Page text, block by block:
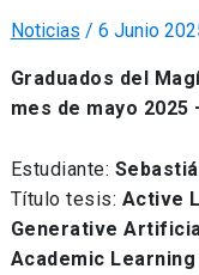
Noticias / 6 Junio
Graduados del
mes de mayo 2025
Estudiante:
Título tesis: Active
Generative
Academic